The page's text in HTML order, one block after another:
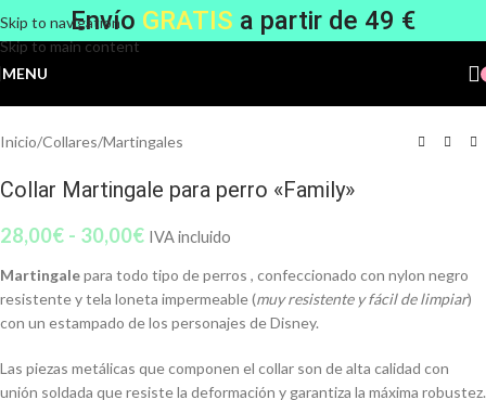
Skip to navigation
Skip to main content
Envío GRATIS a partir de 49 €
MENU
Inicio/Collares/Martingales
Collar Martingale para perro «Family»
28,00€ - 30,00€ IVA incluido
Martingalepara todo tipo de perros , confeccionado con nylon negro
resistente y tela loneta impermeable (muy resistente y fácil de limpiar)
con un estampado de los personajes de Disney.
Las piezas metálicas que componen el collar son de alta calidad con
unión soldada que resiste la deformación y garantiza la máxima robustez.